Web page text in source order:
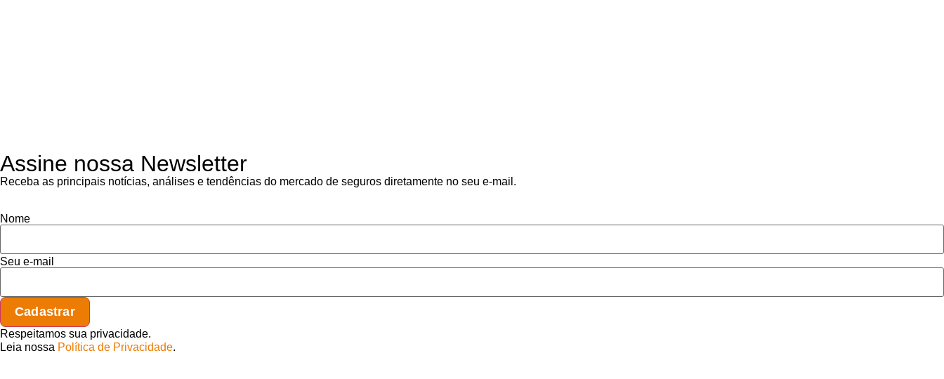
Assine nossa Newsletter
Receba as principais notícias, análises e tendências do mercado de seguros diretamente no seu e-mail.
Nome
Seu e-mail
Respeitamos sua privacidade.
Leia nossa Política de Privacidade.